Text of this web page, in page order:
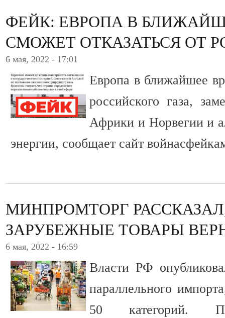
ФЕЙК: ЕВРОПА В
СМОЖЕТ ОТКАЗАТЬСЯ ОТ
6 мая, 2022 - 17:01
Европа в ближайшее
российского газа,
Африки и Норвегии и
энергии, сообщает сайт
МИНПРОМТОРГ
ЗАРУБЕЖНЫЕ ТОВАРЫ
6 мая, 2022 - 16:59
Власти РФ
параллельного
50 категорий.